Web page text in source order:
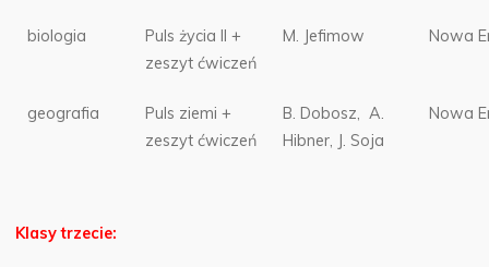
biologia
Puls życia II +
zeszyt ćwiczeń
M. Jefimow Nowa
geografia
Puls ziemi +
zeszyt ćwiczeń
B. Dobosz, A.
Hibner, J. Soja
Nowa
Klasy trzecie: